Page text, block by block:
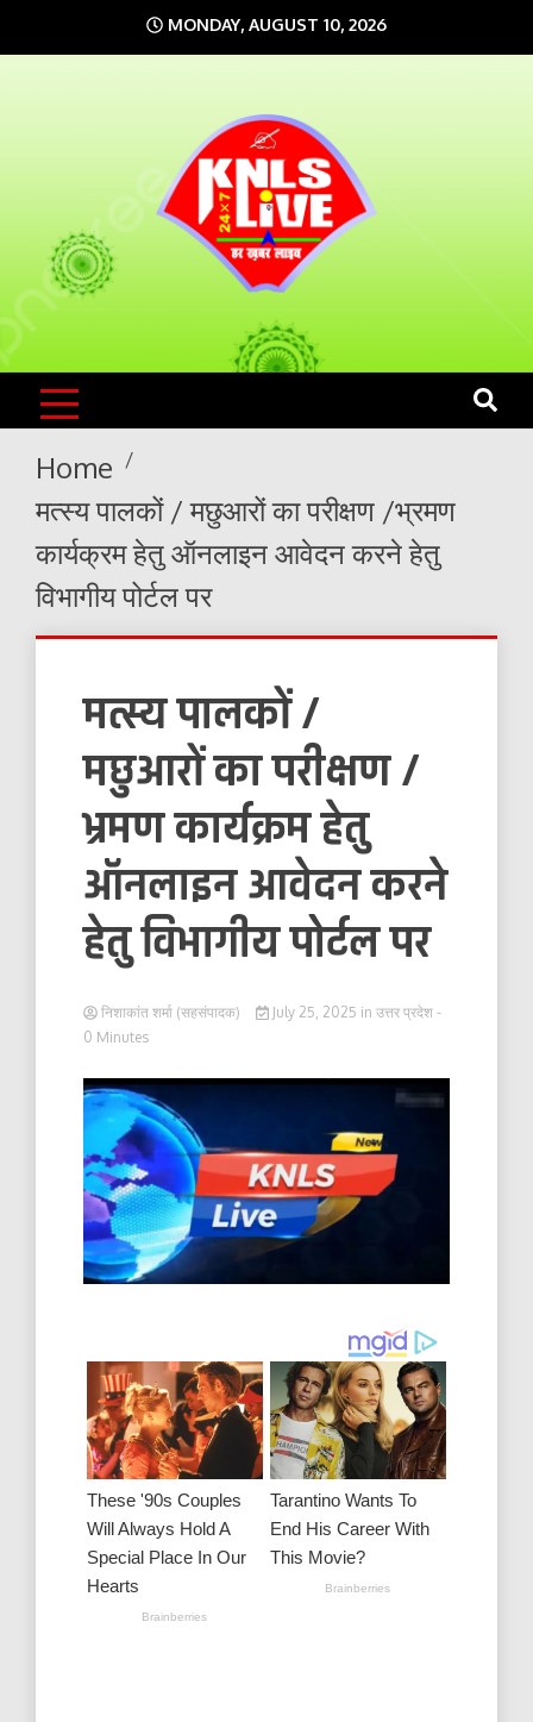
to
MONDAY, AUGUST 10, 2026
KNLS LIVE
India`s No.1 News Portal
Home
मत्स्य पालकों / मछुआरों का परीक्षण /भ्रमण
कार्यक्रम हेतु ऑनलाइन आवेदन करने हेतु
विभागीय पोर्टल पर
मत्स्य पालकों /
मछुआरों का परीक्षण /
भ्रमण कार्यक्रम हेतु
ऑनलाइन आवेदन करने
हेतु विभागीय पोर्टल पर
निशाकांत शर्मा (सहसंपादक) July 25, 2025 in उत्तर प्रदेश -
0 Minutes